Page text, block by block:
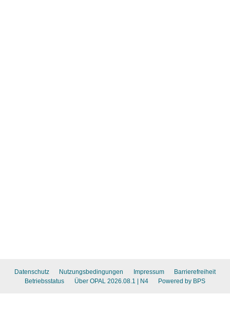
Datenschutz Nutzungsbedingungen Impressum
Barrierefreiheit
Betriebsstatus
Über OPAL 2026.08.1 | N4 Powered by BPS